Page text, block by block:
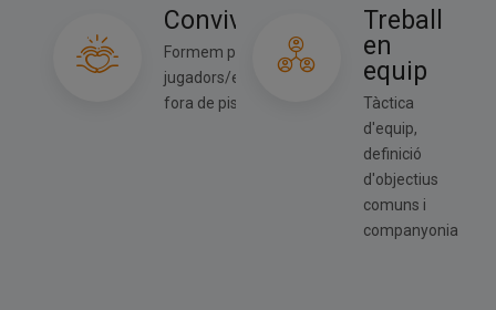
Convivència
Formem persones i
jugadors/es dins i
fora de pista
Treball
en
equip
Tàctica
d'equip,
definició
d'objectius
comuns i
companyonia